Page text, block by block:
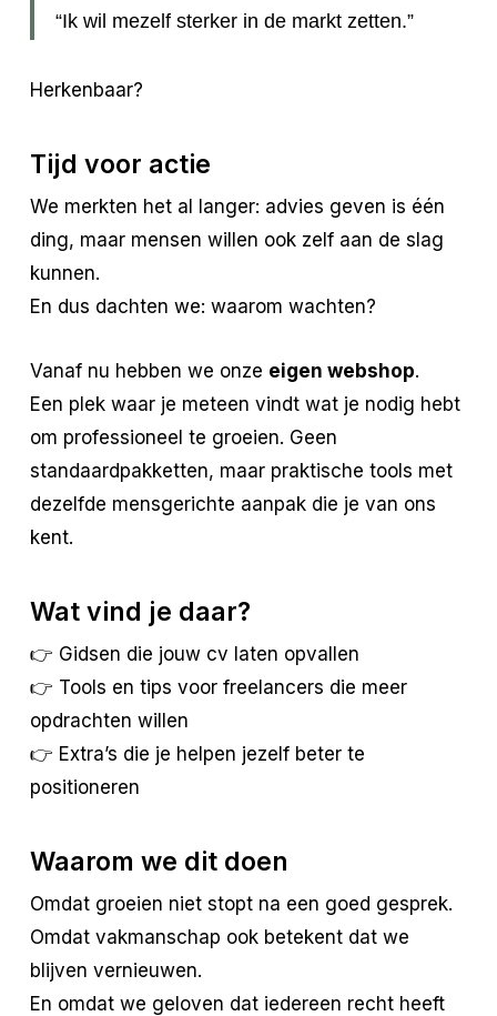
“Ik wil mezelf sterker in de markt zetten.”
Herkenbaar?
Tijd voor actie
We merkten het al langer: advies geven is één
ding, maar mensen willen ook zelf aan de slag
kunnen.
En dus dachten we: waarom wachten?
Vanaf nu hebben we onze eigen webshop.
Een plek waar je meteen vindt wat je nodig hebt
om professioneel te groeien. Geen
standaardpakketten, maar praktische tools met
dezelfde mensgerichte aanpak die je van ons
kent.
Wat vind je daar?
👉 Gidsen die jouw cv laten opvallen
👉 Tools en tips voor freelancers die meer
opdrachten willen
👉 Extra’s die je helpen jezelf beter te
positioneren
Waarom we dit doen
Omdat groeien niet stopt na een goed gesprek.
Omdat vakmanschap ook betekent dat we
blijven vernieuwen.
En omdat we geloven dat iedereen recht heeft